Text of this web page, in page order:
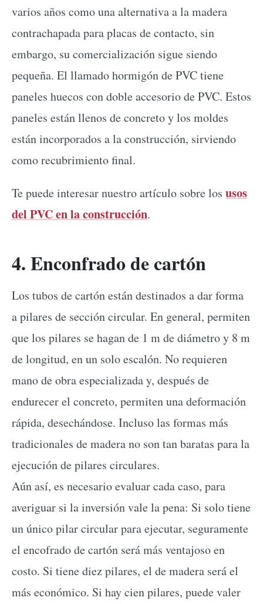
varios años como una alternativa a la madera
contrachapada para placas de contacto, sin
embargo, su comercialización sigue siendo
pequeña. El llamado hormigón de PVC tiene
paneles huecos con doble accesorio de PVC. Estos
paneles están llenos de concreto y los moldes
están incorporados a la construcción, sirviendo
como recubrimiento final.
Te puede interesar nuestro artículo sobre los usos
del PVC en la construcción.
4. Enconfrado de cartón
Los tubos de cartón están destinados a dar forma
a pilares de sección circular. En general, permiten
que los pilares se hagan de 1 m de diámetro y 8 m
de longitud, en un solo escalón. No requieren
mano de obra especializada y, después de
endurecer el concreto, permiten una deformación
rápida, desechándose. Incluso las formas más
tradicionales de madera no son tan baratas para la
ejecución de pilares circulares.
Aún así, es necesario evaluar cada caso, para
averiguar si la inversión vale la pena: Si solo tiene
un único pilar circular para ejecutar, seguramente
el encofrado de cartón será más ventajoso en
costo. Si tiene diez pilares, el de madera será el
más económico. Si hay cien pilares, puede valer